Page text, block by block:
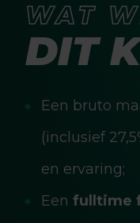
WAT
DIT
Een bruto
(inclusief
en ervaring;
Een fulltime